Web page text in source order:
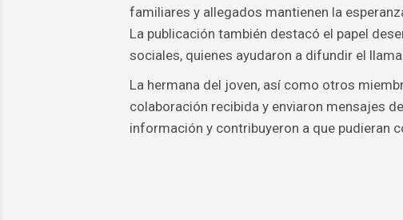
familiares y allegados mantienen la
La publicación también destacó el papel
sociales, quienes ayudaron a difundir el
La hermana del joven, así como otros
colaboración recibida y enviaron mensajes
información y contribuyeron a que pudieran